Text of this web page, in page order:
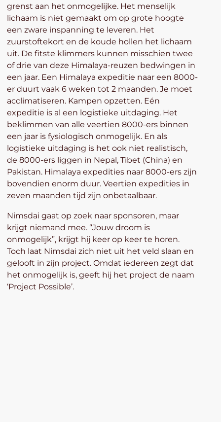
grenst aan het onmogelijke. Het menselijk
lichaam is niet gemaakt om op grote hoogte
een zware inspanning te leveren. Het
zuurstoftekort en de koude hollen het lichaam
uit. De fitste klimmers kunnen misschien twee
of drie van deze Himalaya-reuzen bedwingen in
een jaar. Een Himalaya expeditie naar een 8000-
er duurt vaak 6 weken tot 2 maanden. Je moet
acclimatiseren. Kampen opzetten. Eén
expeditie is al een logistieke uitdaging. Het
beklimmen van alle veertien 8000-ers binnen
een jaar is fysiologisch onmogelijk. En als
logistieke uitdaging is het ook niet realistisch,
de 8000-ers liggen in Nepal, Tibet (China) en
Pakistan. Himalaya expedities naar 8000-ers zijn
bovendien enorm duur. Veertien expedities in
zeven maanden tijd zijn onbetaalbaar.
Nimsdai gaat op zoek naar sponsoren, maar
krijgt niemand mee. “Jouw droom is
onmogelijk”, krijgt hij keer op keer te horen.
Toch laat Nimsdai zich niet uit het veld slaan en
gelooft in zijn project. Omdat iedereen zegt dat
het onmogelijk is, geeft hij het project de naam
‘Project Possible’.